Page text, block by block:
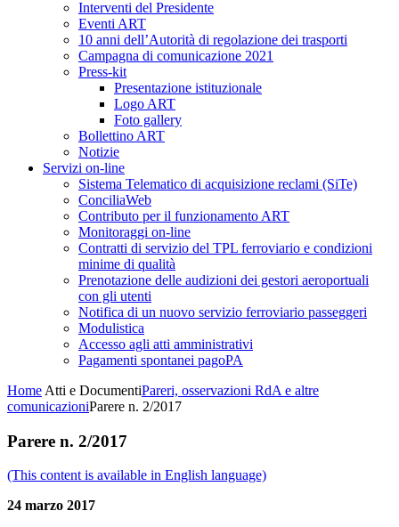
Interventi del Presidente
Eventi ART
10 anni dell’Autorità di regolazione dei trasporti
Campagna di comunicazione 2021
Press-kit
Presentazione istituzionale
Logo ART
Foto gallery
Bollettino ART
Notizie
Servizi on-line
Sistema Telematico di acquisizione reclami (SiTe)
ConciliaWeb
Contributo per il funzionamento ART
Monitoraggi on-line
Contratti di servizio del TPL ferroviario e condizioni
minime di qualità
Prenotazione delle audizioni dei gestori aeroportuali
con gli utenti
Notifica di un nuovo servizio ferroviario passeggeri
Modulistica
Accesso agli atti amministrativi
Pagamenti spontanei pagoPA
Home Atti e DocumentiPareri, osservazioni RdA e altre
comunicazioniParere n. 2/2017
Parere n. 2/2017
(This content is available in English language)
24 marzo 2017